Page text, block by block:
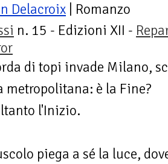
Delacroix | Romanzo
n. 15 - Edizioni XII -
di topi invade Milano,
metropolitana: è la Fine?
l'Inizio.
piega a sé la luce,